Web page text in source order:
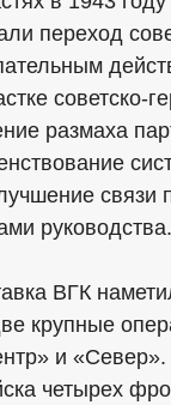
переход
советско-
размаха
связи
руководства.
ВГК
крупные
и
четырех